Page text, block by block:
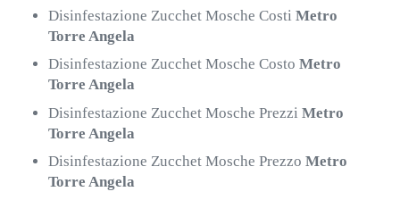
Disinfestazione Zucchet Mosche CostiMetro
Torre Angela
Disinfestazione Zucchet Mosche CostoMetro
Torre Angela
Disinfestazione Zucchet Mosche PrezziMetro
Torre Angela
Disinfestazione Zucchet Mosche PrezzoMetro
Torre Angela